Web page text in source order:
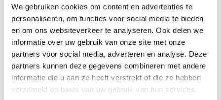
We gebruiken cookies om content en advertenties te
personaliseren, om functies voor social media te bieden
en om ons websiteverkeer te analyseren. Ook delen we
informatie over uw gebruik van onze site met onze
partners voor social media, adverteren en analyse. Deze
partners kunnen deze gegevens combineren met andere
informatie die u aan ze heeft verstrekt of die ze hebben
verzameld op basis van uw gebruik van hun services.
personen. Zo ook voor 16 personen. Deze kantoortafels bieden
ruimte voor grote groepen collega’s, gasten of
samenwerkingspartners. Ideaal als je regelmatig grote groepen
mensen wilt ontvangen in jouw vergaderruimte – bijvoorbeeld
voor een teamoverleg of een presentatie. We bieden een aantal
vergadertafels voor 16 personen in onze webshop. We lichten je